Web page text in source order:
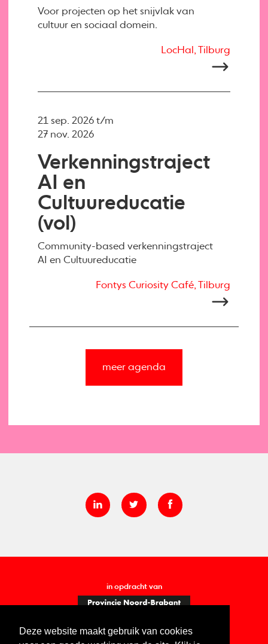
Deze website maakt gebruik van cookies
Voor projecten op het snijvlak van
cultuur en sociaal domein.
LocHal, Tilburg
Verkenningstraject
AI en
Cultuureducatie
(vol)
Community-based verkenningstraject
AI en Cultuureducatie
21 sep. 2026 t/m
27 nov. 2026
Fontys Curiosity Café, Tilburg
meer agenda
in opdracht van